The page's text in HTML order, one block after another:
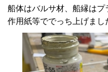
船体はバルサ材、船縁は
作用紙等ででっち上げまし